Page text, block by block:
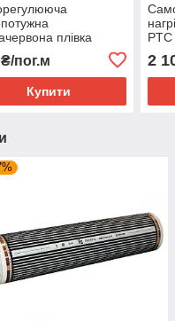
плівка
50 см) 1м.пог
пог.м
Купити
2